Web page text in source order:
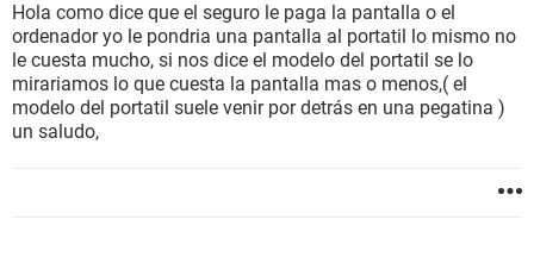
Hola como dice que el seguro le paga la pantalla o el
ordenador yo le pondria una pantalla al portatil lo mismo no
le cuesta mucho, si nos dice el modelo del portatil se lo
mirariamos lo que cuesta la pantalla mas o menos,( el
modelo del portatil suele venir por detrás en una pegatina )
un saludo,